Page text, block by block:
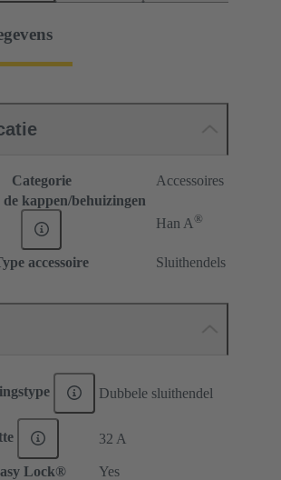
Categorie
Accessoires
de kappen/behuizingen
Han A®
accessoire Sluithendels
Dubbele sluithendel
32 A
Lock® Yes